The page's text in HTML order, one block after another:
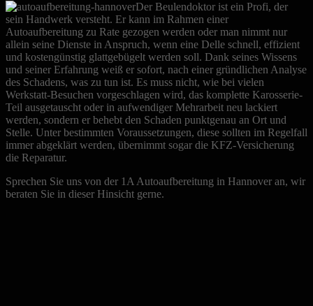
Der Beulendoktor ist ein Profi, der
sein Handwerk versteht. Er kann im Rahmen einer
Autoaufbereitung zu Rate gezogen werden oder man nimmt nur
allein seine Dienste in Anspruch, wenn eine Delle schnell, effizient
und kostengünstig glattgebügelt werden soll. Dank seines Wissens
und seiner Erfahrung weiß er sofort, nach einer gründlichen Analyse
des Schadens, was zu tun ist. Es muss nicht, wie bei vielen
Werkstatt-Besuchen vorgeschlagen wird, das komplette Karosserie-
Teil ausgetauscht oder in aufwendiger Mehrarbeit neu lackiert
werden, sondern er behebt den Schaden punktgenau an Ort und
Stelle. Unter bestimmten Voraussetzungen, diese sollten im Regelfall
immer abgeklärt werden, übernimmt sogar die KFZ-Versicherung
die Reparatur.
Sprechen Sie uns von der 1A Autoaufbereitung in Hannover an, wir
beraten Sie in dieser Hinsicht gerne.